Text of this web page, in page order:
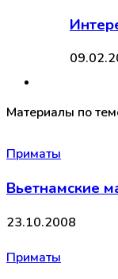
Материалы по
Приматы
Вьетнамские
23.10.2008
Приматы